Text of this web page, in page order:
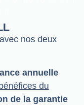
nos deux
annuelle
du
de la garantie